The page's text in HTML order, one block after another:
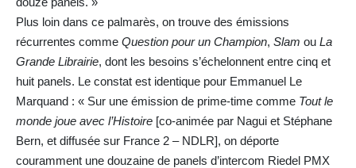
Plus loin dans ce palmarès, on trouve des émissions
récurrentes comme Question pour un Champion, Slam ou La
Grande Librairie, dont les besoins s’échelonnent entre cinq et
huit panels. Le constat est identique pour Emmanuel Le
Marquand : « Sur une émission de prime-time comme Tout le
monde joue avec l’Histoire [co-animée par Nagui et Stéphane
Bern, et diffusée sur France 2 – NDLR], on déporte
couramment une douzaine de panels d’intercom Riedel PMX